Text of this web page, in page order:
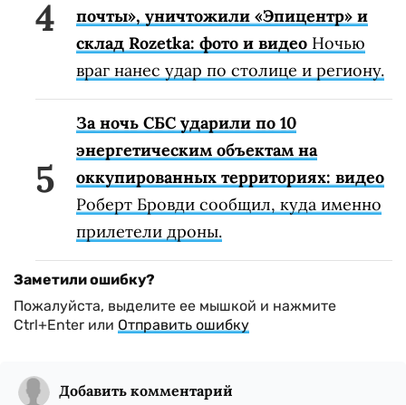
почты», уничтожили «Эпицентр» и
склад Rozetka: фото и видео Ночью
враг нанес удар по столице и региону.
За ночь СБС ударили по 10
энергетическим объектам на
оккупированных территориях: видео
Роберт Бровди сообщил, куда именно
прилетели дроны.
Заметили ошибку?
Пожалуйста, выделите ее мышкой и нажмите
Ctrl+Enter или Отправить ошибку
Добавить комментарий